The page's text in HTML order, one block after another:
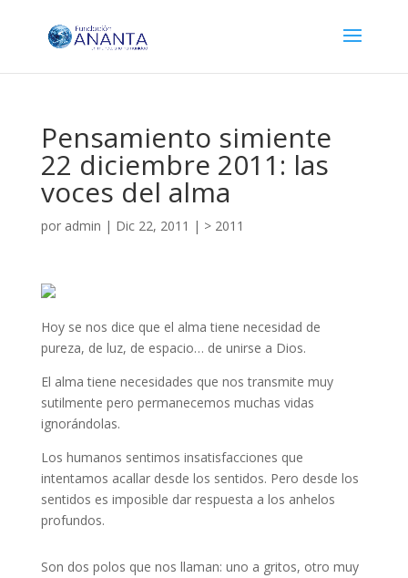
Pensamiento simiente
22 diciembre 2011: las
voces del alma
por admin | Dic 22, 2011 | > 2011
Hoy se nos dice que el alma tiene necesidad de
pureza, de luz, de espacio… de unirse a Dios.
El alma tiene necesidades que nos transmite muy
sutilmente pero permanecemos muchas vidas
ignorándolas.
Los humanos sentimos insatisfacciones que
intentamos acallar desde los sentidos. Pero desde los
sentidos es imposible dar respuesta a los anhelos
profundos.
Son dos polos que nos llaman: uno a gritos, otro muy